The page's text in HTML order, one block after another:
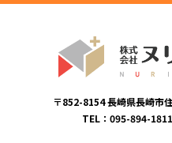
〒852-8154 長崎県長崎市
TEL：095-894-